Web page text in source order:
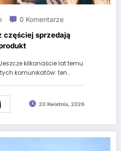
0 Komentarze
częściej sprzedają
kilkanaście lat temu
komunikatów: ten…
20 Kwietnia, 2026